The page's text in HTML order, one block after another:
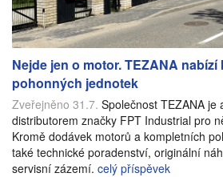
Nejde jen o motor. TEZANA
pohonných jednotek
Zveřejněno 31.7. Společnost TEZANA je
distributorem značky FPT Industrial pro
Kromě dodávek motorů a kompletních
také technické poradenství, originální
servisní zázemí. celý příspěvek